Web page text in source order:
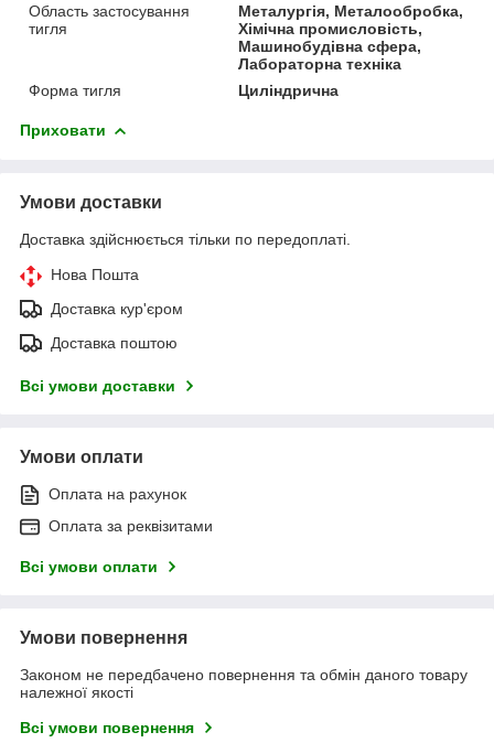
Область застосування
тигля
Металургія, Металообробка,
Хімічна промисловість,
Машинобудівна сфера,
Лабораторна техніка
Форма тигля
Циліндрична
Приховати
Умови доставки
Доставка здійснюється тільки по передоплаті.
Нова Пошта
Доставка кур'єром
Доставка поштою
Всі умови доставки
Умови оплати
Оплата на рахунок
Оплата за реквізитами
Всі умови оплати
Умови повернення
Законом не передбачено повернення та обмін даного товару
належної якості
Всі умови повернення